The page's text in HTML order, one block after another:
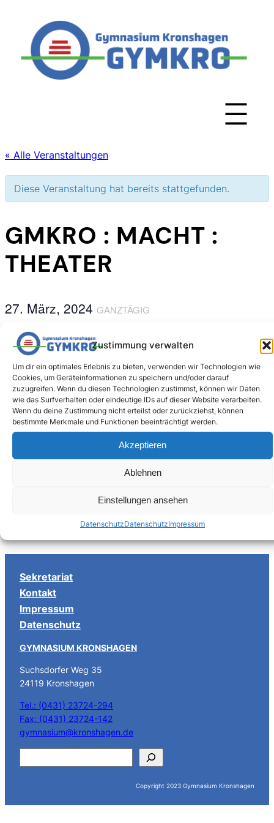
Zustimmung verwalten
Um dir ein optimales Erlebnis zu bieten, verwenden wir Technologien wie
Cookies, um Geräteinformationen zu speichern und/oder darauf
zuzugreifen. Wenn du diesen Technologien zustimmst, können wir Daten
wie das Surfverhalten oder eindeutige IDs auf dieser Website verarbeiten.
Wenn du deine Zustimmung nicht erteilst oder zurückziehst, können
bestimmte Merkmale und Funktionen beeinträchtigt werden.
Akzeptieren
Ablehnen
Einstellungen ansehen
DatenschutzDatenschutzImpressum
« Alle Veranstaltungen
Diese Veranstaltung hat bereits stattgefunden.
GMKRO : MACHT :
THEATER
27. März, 2024 GANZTÄGIG
27.3.2024 | Darstellendes Spiel | ab 16.30 Uhr
Zum Kalender hinzufügen
VERANSTALTUNG-
NAVIGATION
abitur 2024
letzter schultag vor den
Sekretariat
Kontakt
Impressum
Datenschutz
GYMNASIUM KRONSHAGEN
Suchsdorfer Weg 35
24119 Kronshagen
Tel.: (0431) 23724-294
Fax: (0431) 23724-142
gymnasium@kronshagen.de
h
Copyright 2023 Gymnasium Kronshagen